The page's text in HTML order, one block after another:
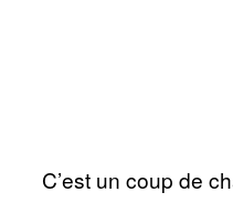
C’est un coup de